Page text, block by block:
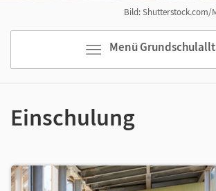
Menü
Bild: Shutterstock.com/
Einschulung